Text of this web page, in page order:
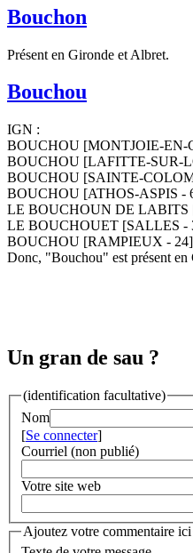
Bouchon
Présent en Gironde et Albret.
Bouchou
IGN :
BOUCHOU [MONTJOIE-EN-
BOUCHOU [LAFITTE-SUR-
BOUCHOU [SAINTE-
BOUCHOU [ATHOS-ASPIS -
LE BOUCHOUN DE
LE BOUCHOUET [SALLES -
BOUCHOU [RAMPIEUX - 24]
Donc, "Bouchou" est présent en
Un gran de sau ?
(identification facultative)
Nom
[Se connecter]
Courriel (non publié)
Votre site web
Ajoutez votre commentaire ici